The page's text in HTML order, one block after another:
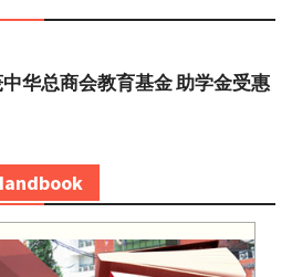
华总商会教育基金 助学金受惠